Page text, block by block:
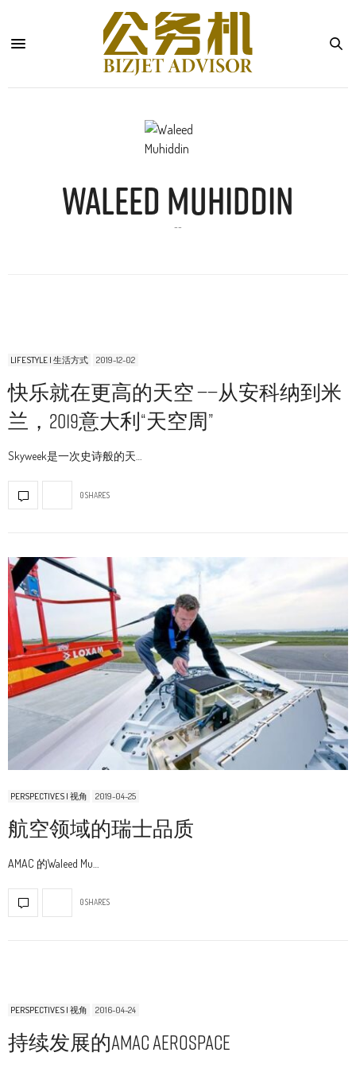
WALEED MUHIDDIN
--
LIFESTYLE | 生活方式 2019-12-02
快乐就在更高的天空 ——从安科纳到米
兰，2019意大利“天空周”
Skyweek是一次史诗般的天…
0 SHARES
PERSPECTIVES | 视角 2019-04-25
航空领域的瑞士品质
AMAC 的Waleed Mu…
0 SHARES
PERSPECTIVES | 视角 2016-04-24
持续发展的AMAC Aerospace